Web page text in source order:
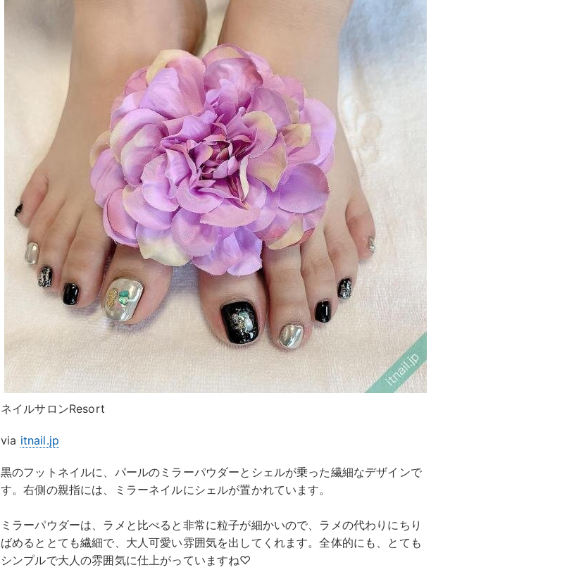
ネイルサロンResort
via itnail.jp
黒のフットネイルに、パールのミラーパウダーとシェルが乗った繊細なデザインで
す。右側の親指には、ミラーネイルにシェルが置かれています。
ミラーパウダーは、ラメと比べると非常に粒子が細かいので、ラメの代わりにちり
ばめるととても繊細で、大人可愛い雰囲気を出してくれます。全体的にも、とても
シンプルで大人の雰囲気に仕上がっていますね♡